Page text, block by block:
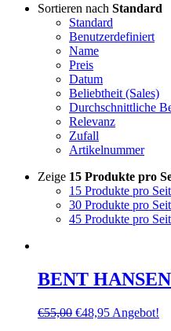
Sortieren nach Standard
Standard
Benutzerdefiniert
Name
Preis
Datum
Beliebtheit (Sales)
Durchschnittliche
Relevanz
Zufall
Artikelnummer
Zeige 15 Produkte pro
15 Produkte pro
30 Produkte pro
45 Produkte pro
BENT
€55,00 Ursprünglicher
€48,95Aktueller
Angebot!